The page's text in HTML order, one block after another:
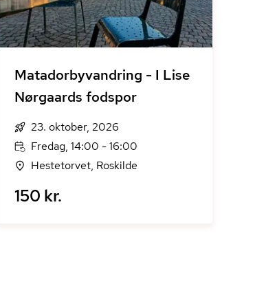
Matadorbyvandring - I Lise
Nørgaards fodspor
23. oktober, 2026
Fredag, 14:00 - 16:00
Hestetorvet, Roskilde
150 kr.